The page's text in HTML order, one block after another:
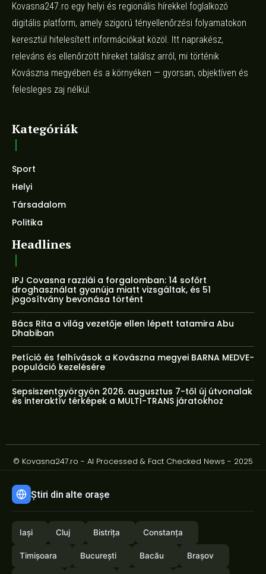
Kovasna247.ro egy helyi és regionális hírekkel foglalkozó
digitális platform, amely szigorú tényellenőrzési folyamatokon
keresztül hitelesített információkat közöl. Itt naprakész,
releváns és ellenőrzött híreket találsz arról, mi történik
Kovászna megyében és a környéken — gyorsan, objektíven és
felesleges zaj nélkül.
Kategóriák
Sport
Helyi
Társadalom
Politika
Headlines
IPJ Covasna razziái a forgalomban: 14 sofőrt
droghasználat gyanúja miatt vizsgáltak, és 51
jogosítvány bevonása történt
Bács Rita a világ vezetője ellen lépett tatamira Abu
Dhabiban
Petíció és felhívások a Kovászna megyei BARNA MEDVE-
populáció kezelésére
Sepsiszentgyörgyön 2026. augusztus 7-től új útvonalak
és interaktív térképek a MULTI-TRANS járatokhoz
© Kovasna247.ro - AI Processed & Fact Checked News - 2025
Știri din alte orașe
Iași Cluj Bistrița Constanța
Timișoara București Bacău Brașov